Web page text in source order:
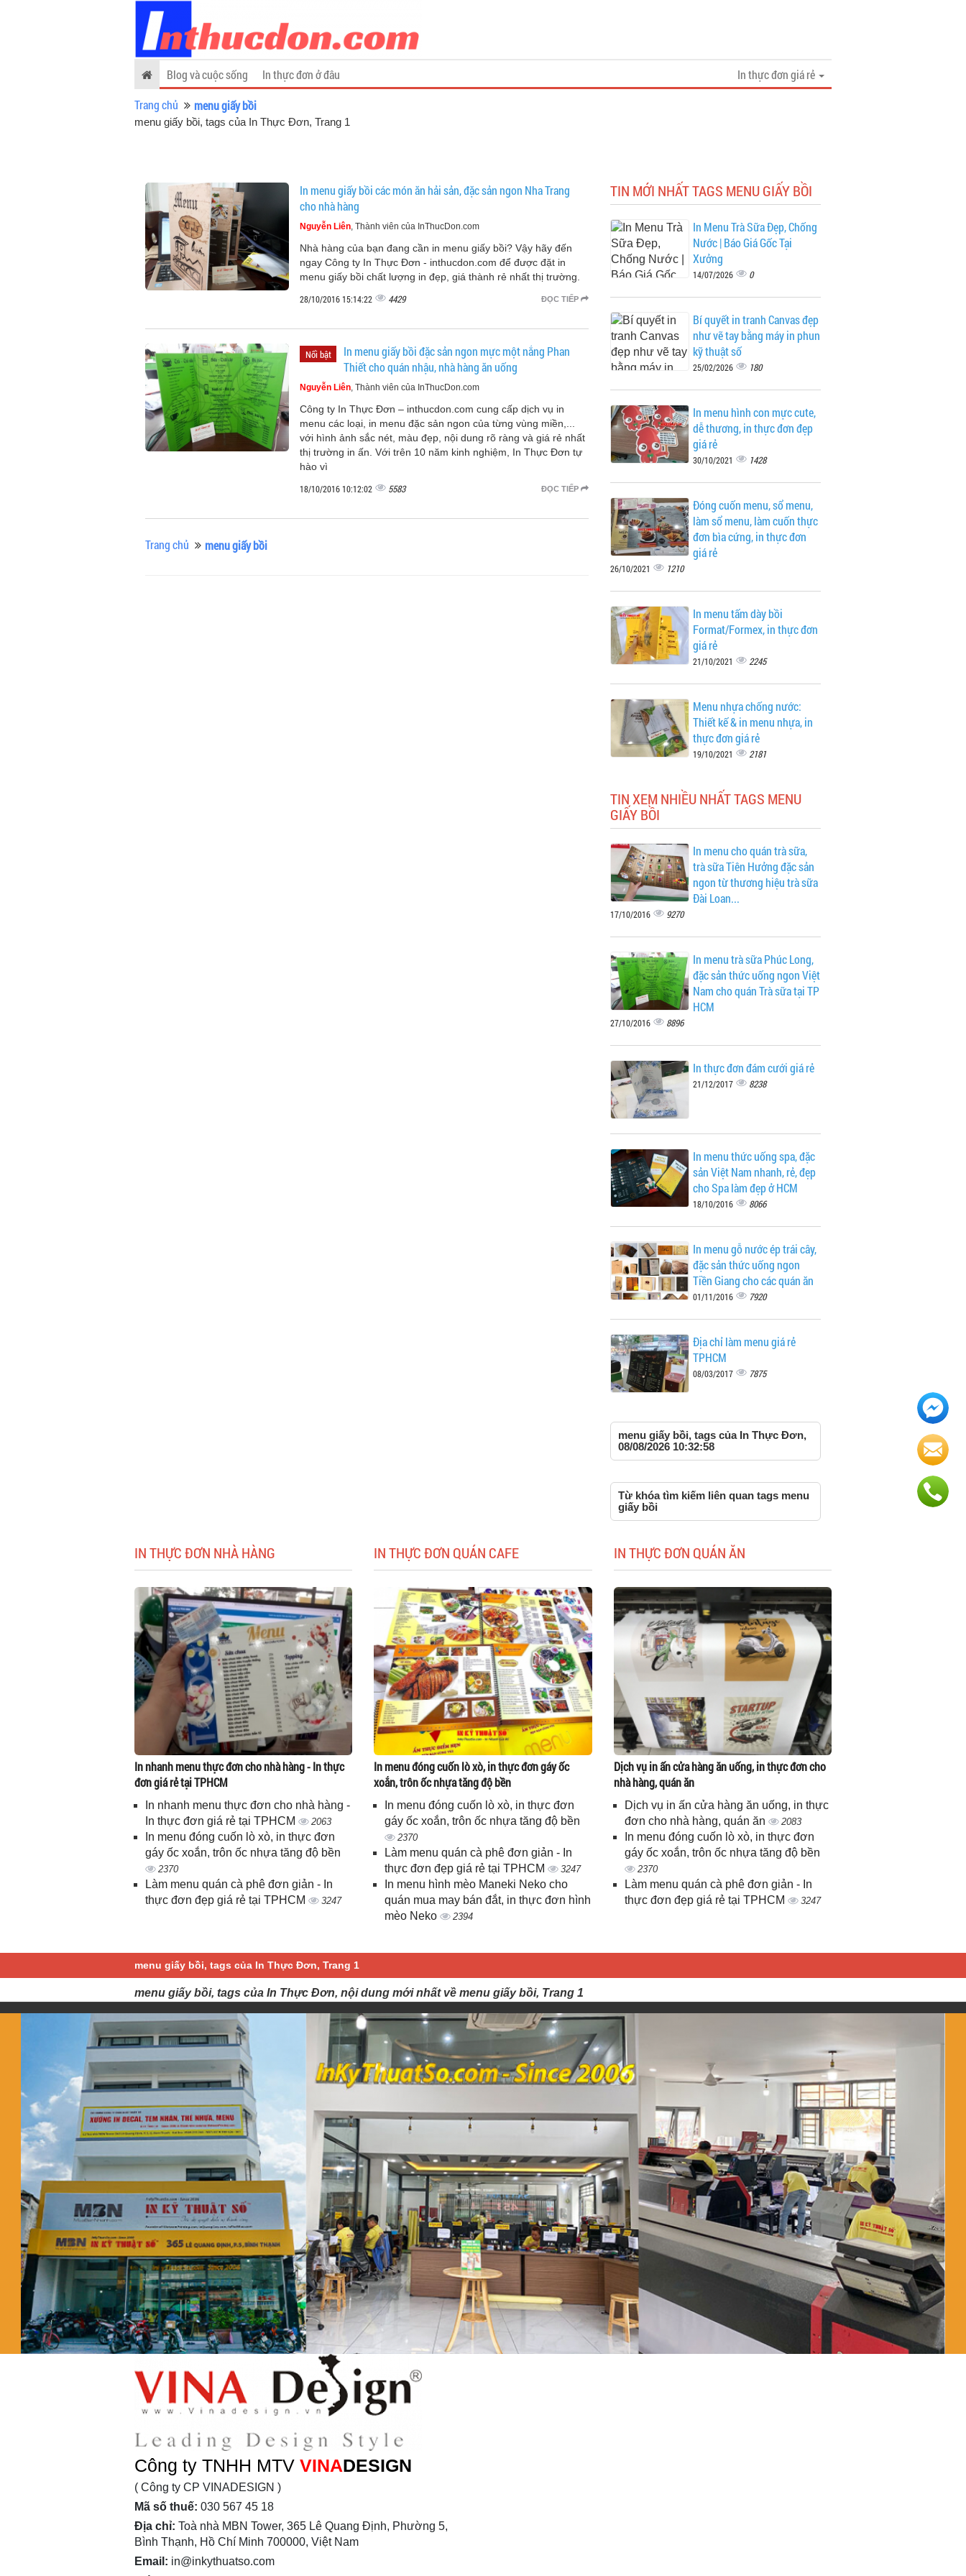
In thực đơn giá rẻ
Blog và cuộc sống
In thực đơn ở đâu
Trang chủ
menu giấy bồi
menu giấy bồi, tags của In Thực Đơn, Trang 1
In menu giấy bồi các món ăn hải sản, đặc sản ngon Nha Trang
cho nhà hàng
Nguyễn Liên, Thành viên của InThucDon.com
Nhà hàng của bạn đang cần in menu giấy bồi? Vậy hãy đến
ngay Công ty In Thực Đơn - inthucdon.com để được đặt in
menu giấy bồi chất lượng in đẹp, giá thành rẻ nhất thị trường.
ĐỌC TIẾP
28/10/2016 15:14:22 4429
Nổi bật
In menu giấy bồi đặc sản ngon mực một nắng Phan
Thiết cho quán nhậu, nhà hàng ăn uống
Nguyễn Liên, Thành viên của InThucDon.com
Công ty In Thực Đơn – inthucdon.com cung cấp dịch vụ in
menu các loại, in menu đặc sản ngon của từng vùng miền,...
với hình ảnh sắc nét, màu đẹp, nội dung rõ ràng và giá rẻ nhất
thị trường in ấn. Với trên 10 năm kinh nghiệm, In Thực Đơn tự
hào vì
ĐỌC TIẾP
18/10/2016 10:12:02 5583
Trang chủ menu giấy bồi
TIN MỚI NHẤT TAGS MENU GIẤY BỒI
In Menu Trà Sữa Đẹp, Chống
Nước | Báo Giá Gốc Tại
Xưởng
14/07/2026 0
Bí quyết in tranh Canvas đẹp
như vẽ tay bằng máy in phun
kỹ thuật số
25/02/2026 180
In menu hình con mực cute,
dễ thương, in thực đơn đẹp
giá rẻ
30/10/2021 1428
Đóng cuốn menu, sổ menu,
làm sổ menu, làm cuốn thực
đơn bìa cứng, in thực đơn
giá rẻ
26/10/2021 1210
In menu tấm dày bồi
Format/Formex, in thực đơn
giá rẻ
21/10/2021 2245
Menu nhựa chống nước:
Thiết kế & in menu nhựa, in
thực đơn giá rẻ
19/10/2021 2181
TIN XEM NHIỀU NHẤT TAGS MENU
GIẤY BỒI
In menu cho quán trà sữa,
trà sữa Tiên Hưởng đặc sản
ngon từ thương hiệu trà sữa
Đài Loan...
17/10/2016 9270
In menu trà sữa Phúc Long,
đặc sản thức uống ngon Việt
Nam cho quán Trà sữa tại TP
HCM
27/10/2016 8896
In thực đơn đám cưới giá rẻ
21/12/2017 8238
In menu thức uống spa, đặc
sản Việt Nam nhanh, rẻ, đẹp
cho Spa làm đẹp ở HCM
18/10/2016 8066
In menu gỗ nước ép trái cây,
đặc sản thức uống ngon
Tiền Giang cho các quán ăn
01/11/2016 7920
Địa chỉ làm menu giá rẻ
TPHCM
08/03/2017 7875
menu giấy bồi, tags của In Thực Đơn,
08/08/2026 10:32:58
Từ khóa tìm kiếm liên quan tags menu
giấy bồi
IN THỰC ĐƠN NHÀ HÀNG
In nhanh menu thực đơn cho nhà hàng - In thực
đơn giá rẻ tại TPHCM
In nhanh menu thực đơn cho nhà hàng -
In thực đơn giá rẻ tại TPHCM
2063
In menu đóng cuốn lò xò, in thực đơn
gáy ốc xoắn, trôn ốc nhựa tăng độ bền
2370
Làm menu quán cà phê đơn giản - In
thực đơn đẹp giá rẻ tại TPHCM
3247
IN THỰC ĐƠN QUÁN CAFE
In menu đóng cuốn lò xò, in thực đơn gáy ốc
xoắn, trôn ốc nhựa tăng độ bền
In menu đóng cuốn lò xò, in thực đơn
gáy ốc xoắn, trôn ốc nhựa tăng độ bền
2370
Làm menu quán cà phê đơn giản - In
thực đơn đẹp giá rẻ tại TPHCM
3247
In menu hình mèo Maneki Neko cho
quán mua may bán đắt, in thực đơn hình
mèo Neko
2394
IN THỰC ĐƠN QUÁN ĂN
Dịch vụ in ấn cửa hàng ăn uống, in thực đơn cho
nhà hàng, quán ăn
Dịch vụ in ấn cửa hàng ăn uống, in thực
đơn cho nhà hàng, quán ăn
2083
In menu đóng cuốn lò xò, in thực đơn
gáy ốc xoắn, trôn ốc nhựa tăng độ bền
2370
Làm menu quán cà phê đơn giản - In
thực đơn đẹp giá rẻ tại TPHCM
3247
menu giấy bồi, tags của In Thực Đơn, Trang 1
menu giấy bồi, tags của In Thực Đơn, nội dung mới nhất về menu giấy bồi, Trang 1
Công ty TNHH MTV VINADESIGN
( Công ty CP VINADESIGN )
Mã số thuế: 030 567 45 18
Địa chỉ: Toà nhà MBN Tower, 365 Lê Quang Định, Phường 5,
Bình Thạnh, Hồ Chí Minh 700000, Việt Nam
Email: in@inkythuatso.com